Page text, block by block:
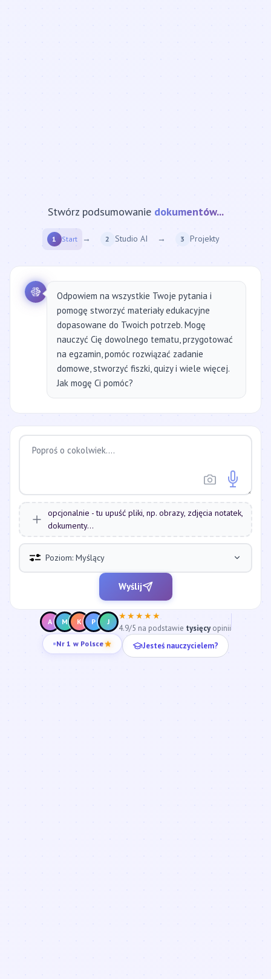
Stwórz podsumowanie strony internetowej...
1 Start → 2 Studio AI → 3 Projekty
Odpowiem na wszystkie Twoje pytania i
pomogę stworzyć materiały edukacyjne
dopasowane do Twoich potrzeb. Mogę
nauczyć Cię dowolnego tematu, przygotować
na egzamin, pomóc rozwiązać zadanie
domowe, stworzyć fiszki, quizy i wiele więcej.
Jak mogę Ci pomóc?
opcjonalnie - tu upuść pliki, np. obrazy, zdjęcia notatek,
dokumenty...
Poziom: Myślący
Wyślij
A M K P J
★★★★★
4.9/5 na podstawie tysięcyopinii
Nr 1 w Polsce Jesteś nauczycielem?